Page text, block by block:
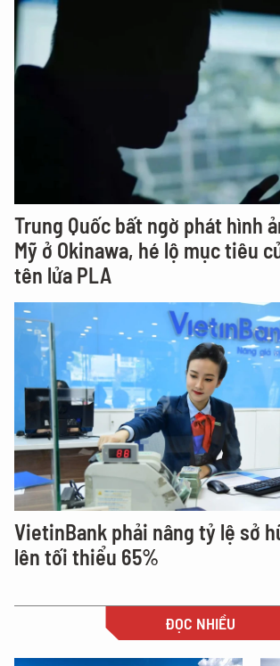
Trung Quốc bất ngờ phát hình
Mỹ ở Okinawa, hé lộ mục tiêu
tên lửa PLA
VietinBank phải nâng tỷ lệ sở
lên tối thiểu 65%
ĐỌC NHIỀU